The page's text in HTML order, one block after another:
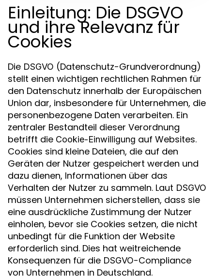
Einleitung: Die DSGVO
und ihre Relevanz für
Cookies
Die DSGVO (Datenschutz-Grundverordnung)
stellt einen wichtigen rechtlichen Rahmen für
den Datenschutz innerhalb der Europäischen
Union dar, insbesondere für Unternehmen, die
personenbezogene Daten verarbeiten. Ein
zentraler Bestandteil dieser Verordnung
betrifft die Cookie-Einwilligung auf Websites.
Cookies sind kleine Dateien, die auf den
Geräten der Nutzer gespeichert werden und
dazu dienen, Informationen über das
Verhalten der Nutzer zu sammeln. Laut DSGVO
müssen Unternehmen sicherstellen, dass sie
eine ausdrückliche Zustimmung der Nutzer
einholen, bevor sie Cookies setzen, die nicht
unbedingt für die Funktion der Website
erforderlich sind. Dies hat weitreichende
Konsequenzen für die DSGVO-Compliance
von Unternehmen in Deutschland.